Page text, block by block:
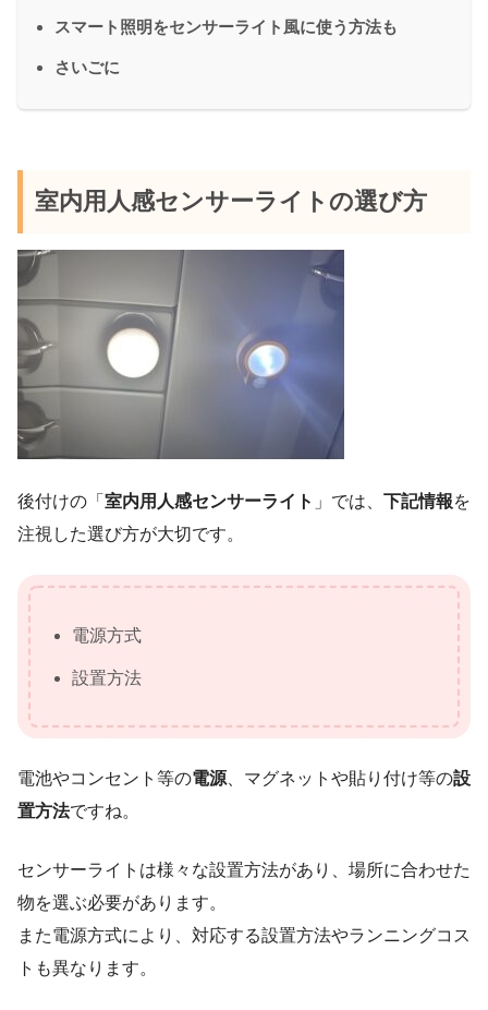
スマート照明をセンサーライト風に使う方法も
さいごに
室内用人感センサーライトの選び方
後付けの「 室内用人感センサーライト 」では、 下記情報を
注視した選び方が大切です。
電源方式
設置方法
電池やコンセント等の電源 、マグネットや貼り付け等の設
置方法ですね。
センサーライトは様々な設置方法があり、場所に合わせた
物を選ぶ必要があります。
また電源方式により、対応する設置方法やランニングコス
トも異なります。